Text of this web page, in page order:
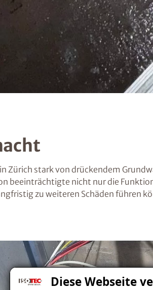
Diese Webseite
Zürich stark von drückendem
beeinträchtigte nicht nur die
zu weiteren Schäden führen